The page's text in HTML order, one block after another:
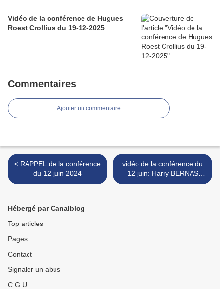
Vidéo de la conférence de Hugues
Roest Crollius du 19-12-2025
Commentaires
Ajouter un commentaire
< RAPPEL de la conférence
du 12 juin 2024
vidéo de la conférence du
12 juin: Harry BERNAS
"Nouveau nucléaire” ?
Hébergé par Canalblog
Top articles
Pages
Contact
Signaler un abus
C.G.U.